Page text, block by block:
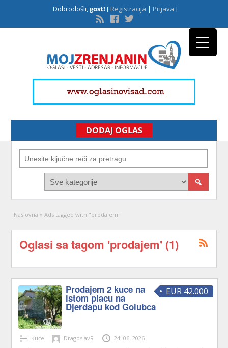
Dobrodošli,gost! [Registracija | Prijava ]
DODAJ OGLAS
Naslovna » Ads tagged with "prodajem"
Oglasi sa tagom 'prodajem' (1)
EUR 42.000
Prodajem 2 kuce na
istom placu na
Djerdapu kod Golubca
Kuće DragoslavR 24. 06. 2026